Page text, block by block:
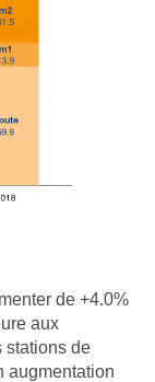
de +4.0%
aux
stations de
augmentation